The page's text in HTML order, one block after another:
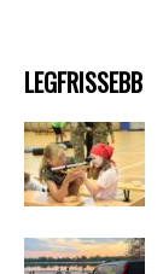
LEGFRISSEBB